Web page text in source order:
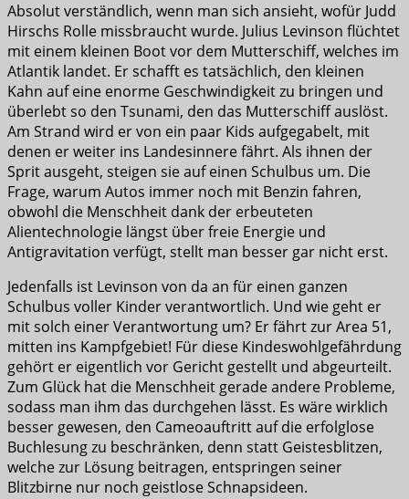
Absolut verständlich, wenn man sich ansieht, wofür Judd
Hirschs Rolle missbraucht wurde. Julius Levinson flüchtet
mit einem kleinen Boot vor dem Mutterschiff, welches im
Atlantik landet. Er schafft es tatsächlich, den kleinen
Kahn auf eine enorme Geschwindigkeit zu bringen und
überlebt so den Tsunami, den das Mutterschiff auslöst.
Am Strand wird er von ein paar Kids aufgegabelt, mit
denen er weiter ins Landesinnere fährt. Als ihnen der
Sprit ausgeht, steigen sie auf einen Schulbus um. Die
Frage, warum Autos immer noch mit Benzin fahren,
obwohl die Menschheit dank der erbeuteten
Alientechnologie längst über freie Energie und
Antigravitation verfügt, stellt man besser gar nicht erst.
Jedenfalls ist Levinson von da an für einen ganzen
Schulbus voller Kinder verantwortlich. Und wie geht er
mit solch einer Verantwortung um? Er fährt zur Area 51,
mitten ins Kampfgebiet! Für diese Kindeswohlgefährdung
gehört er eigentlich vor Gericht gestellt und abgeurteilt.
Zum Glück hat die Menschheit gerade andere Probleme,
sodass man ihm das durchgehen lässt. Es wäre wirklich
besser gewesen, den Cameoauftritt auf die erfolglose
Buchlesung zu beschränken, denn statt Geistesblitzen,
welche zur Lösung beitragen, entspringen seiner
Blitzbirne nur noch geistlose Schnapsideen.